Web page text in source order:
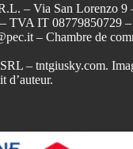
– Via San Lorenzo 9
TVA IT 08779850729
– Chambre de
– tntgiusky.com.
d’auteur.